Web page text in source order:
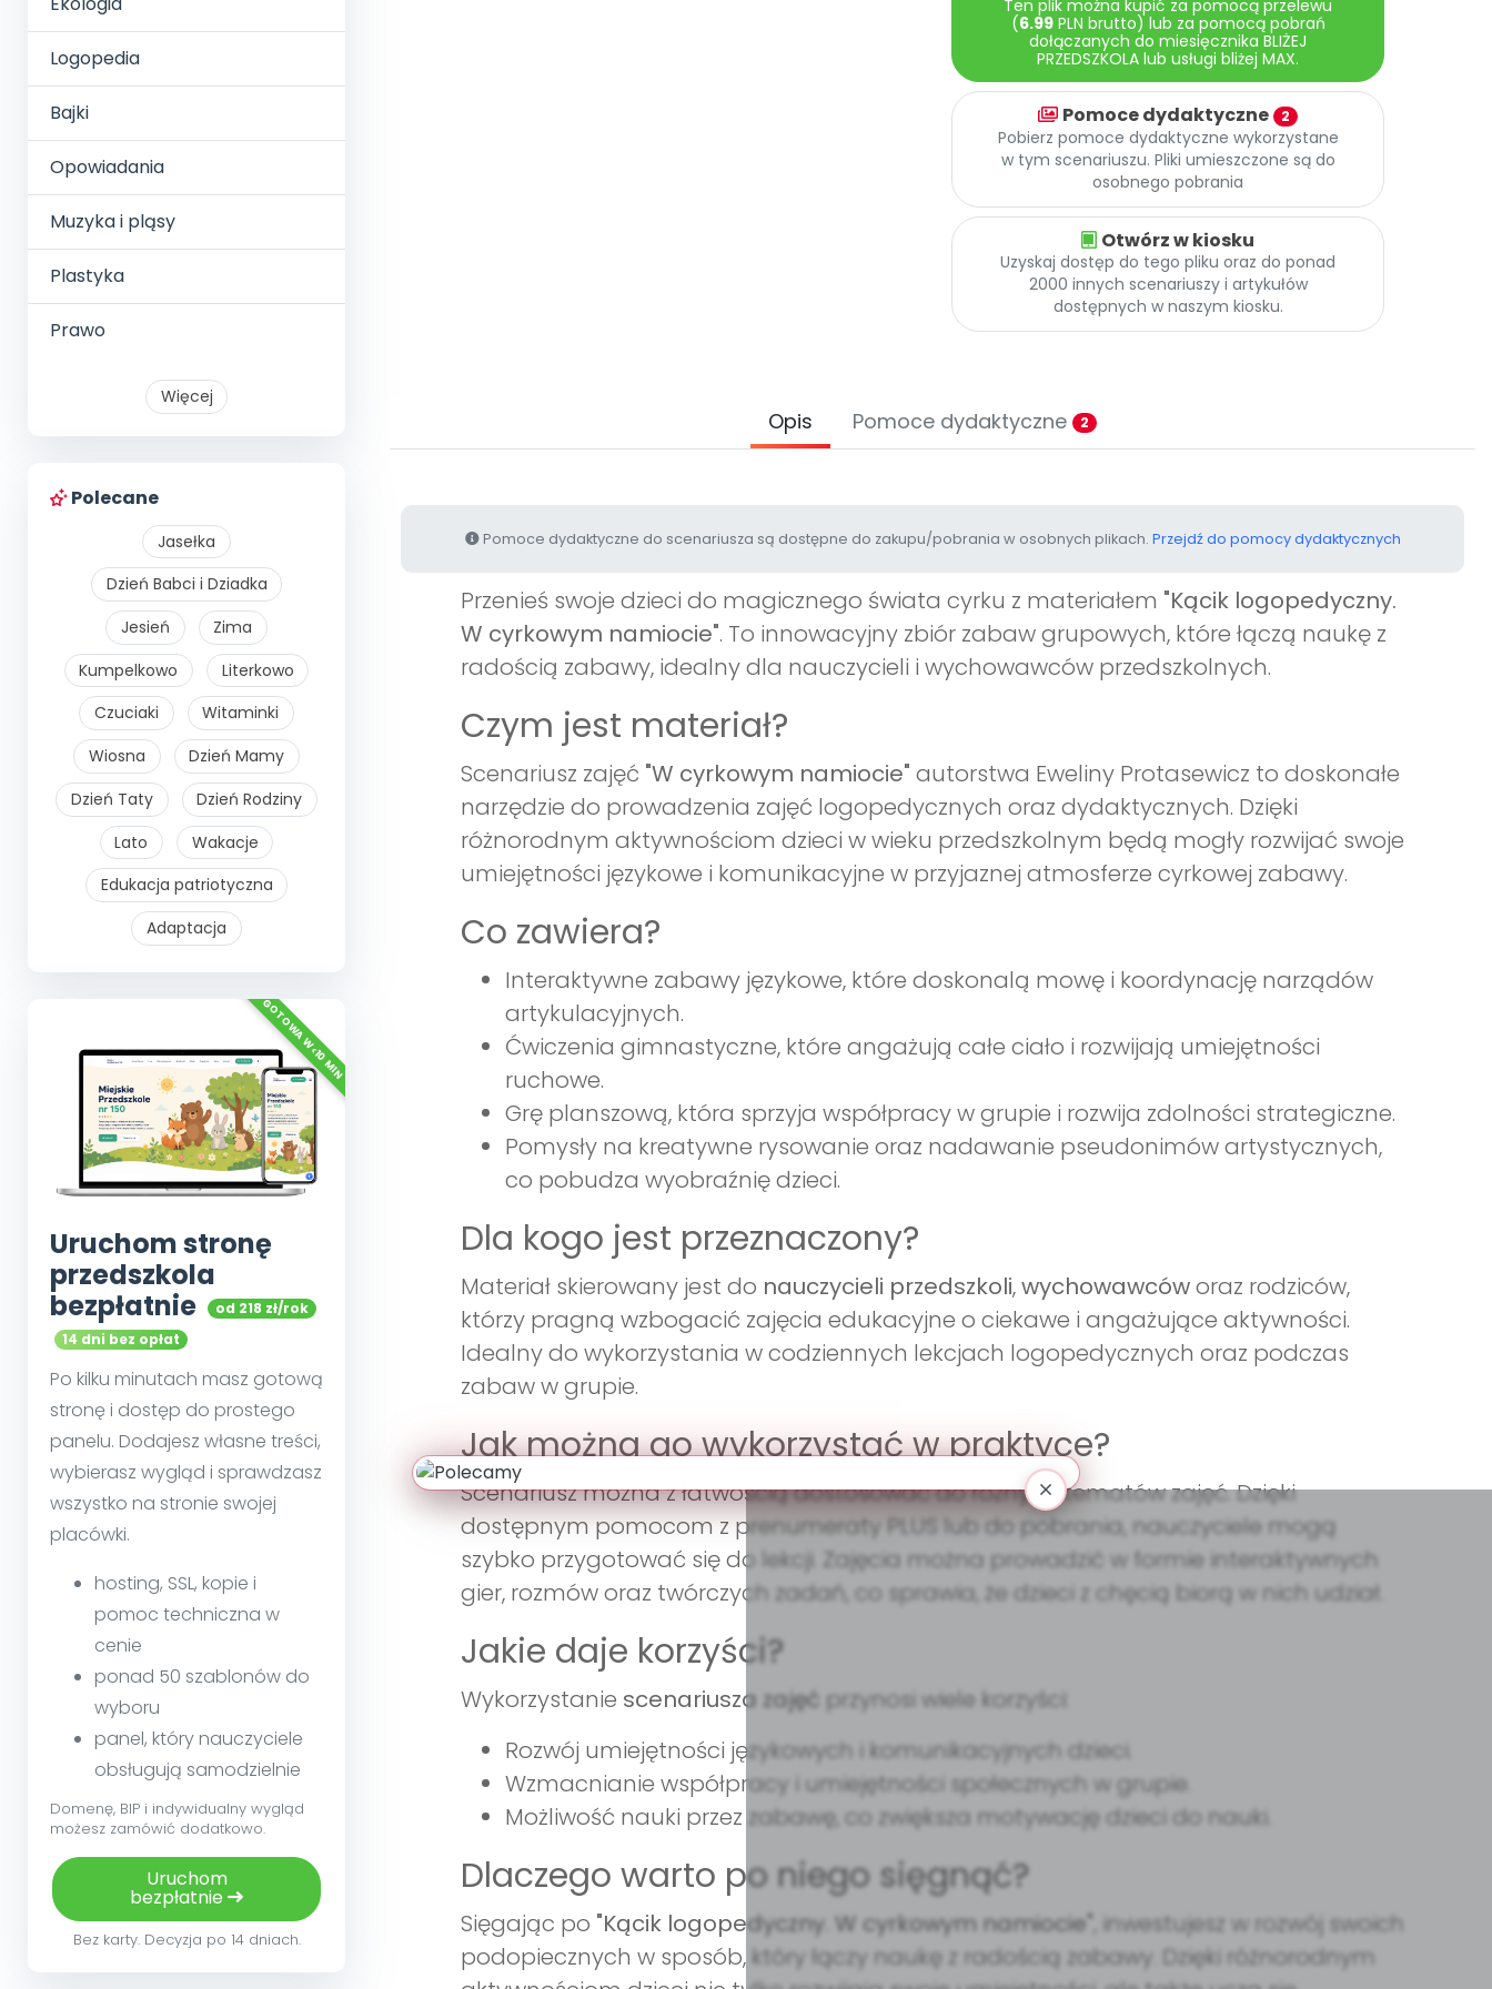
Logopedia
Bajki
Opowiadania
Muzyka i pląsy
Plastyka
Prawo
Więcej
Polecane
Jasełka
Dzień Babci i Dziadka
Jesień
Zima
Kumpelkowo
Literkowo
Czuciaki
Witaminki
Wiosna
Dzień Mamy
Dzień Taty
Dzień Rodziny
Lato
Wakacje
Edukacja patriotyczna
Adaptacja
Uruchom stronę
przedszkola
bezpłatnie
od 218 zł/rok
14 dni bez opłat
Po kilku minutach masz gotową
stronę i dostęp do prostego
panelu. Dodajesz własne treści,
wybierasz wygląd i sprawdzasz
wszystko na stronie swojej
placówki.
hosting, SSL, kopie i
pomoc techniczna w
cenie
ponad 50 szablonów do
wyboru
panel, który nauczyciele
obsługują samodzielnie
Domenę, BIP i indywidualny wygląd
możesz zamówić dodatkowo.
Uruchom
bezpłatnie
Bez karty. Decyzja po 14 dniach.
Ten plik można kupić za pomocą przelewu
(6.99PLN brutto) lub za pomocą pobrań
dołączanych do miesięcznika BLIŻEJ
PRZEDSZKOLA lub usługi bliżej MAX.
Pomoce dydaktyczne 2
Pobierz pomoce dydaktyczne wykorzystane
w tym scenariuszu. Pliki umieszczone są do
osobnego pobrania
Otwórz w kiosku
Uzyskaj dostęp do tego pliku oraz do ponad
2000 innych scenariuszy i artykułów
dostępnych w naszym kiosku.
Opis Pomoce dydaktyczne 2
Pomoce dydaktyczne do scenariusza są dostępne do zakupu/pobrania w osobnych plikach. Przejdź do pomocy dydaktycznych
Przenieś swoje dzieci do magicznego świata cyrku z materiałem "Kącik logopedyczny.
W cyrkowym namiocie". To innowacyjny zbiór zabaw grupowych, które łączą naukę z
radością zabawy, idealny dla nauczycieli i wychowawców przedszkolnych.
Czym jest materiał?
Scenariusz zajęć "W cyrkowym namiocie" autorstwa Eweliny Protasewicz to doskonałe
narzędzie do prowadzenia zajęć logopedycznych oraz dydaktycznych. Dzięki
różnorodnym aktywnościom dzieci w wieku przedszkolnym będą mogły rozwijać swoje
umiejętności językowe i komunikacyjne w przyjaznej atmosferze cyrkowej zabawy.
Co zawiera?
Interaktywne zabawy językowe, które doskonalą mowę i koordynację narządów
artykulacyjnych.
Ćwiczenia gimnastyczne, które angażują całe ciało i rozwijają umiejętności
ruchowe.
Grę planszową, która sprzyja współpracy w grupie i rozwija zdolności strategiczne.
Pomysły na kreatywne rysowanie oraz nadawanie pseudonimów artystycznych,
co pobudza wyobraźnię dzieci.
Dla kogo jest przeznaczony?
Materiał skierowany jest do nauczycieli przedszkoli,wychowawcóworaz rodziców,
którzy pragną wzbogacić zajęcia edukacyjne o ciekawe i angażujące aktywności.
Idealny do wykorzystania w codziennych lekcjach logopedycznych oraz podczas
zabaw w grupie.
Jak można go wykorzystać w praktyce?
Scenariusz można z łatwością dostosować do różnych tematów zajęć. Dzięki
dostępnym pomocom z prenumeraty PLUS lub do pobrania, nauczyciele mogą
szybko przygotować się do lekcji. Zajęcia można prowadzić w formie interaktywnych
gier, rozmów oraz twórczych zadań, co sprawia, że dzieci z chęcią biorą w nich udział.
Jakie daje korzyści?
Wykorzystanie scenariusza zajęć przynosi wiele korzyści:
Rozwój umiejętności językowych i komunikacyjnych dzieci.
Wzmacnianie współpracy i umiejętności społecznych w grupie.
Możliwość nauki przez zabawę, co zwiększa motywację dzieci do nauki.
Dlaczego warto po niego sięgnąć?
Sięgając po "Kącik logopedyczny. W cyrkowym namiocie" , inwestujesz w rozwój swoich
podopiecznych w sposób, który łączy naukę z radością zabawy. Dzięki różnorodnym